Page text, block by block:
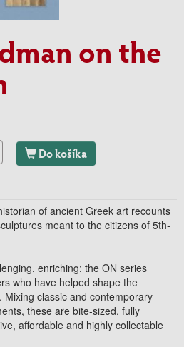
on the
Do košíka
of ancient Greek art recounts
meant to the citizens of 5th-
enriching: the ON series
who have helped shape the
classic and contemporary
these are bite-sized, fully
affordable and highly collectable